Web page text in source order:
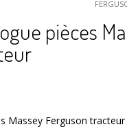
pièces
Massey Ferguson tracteur